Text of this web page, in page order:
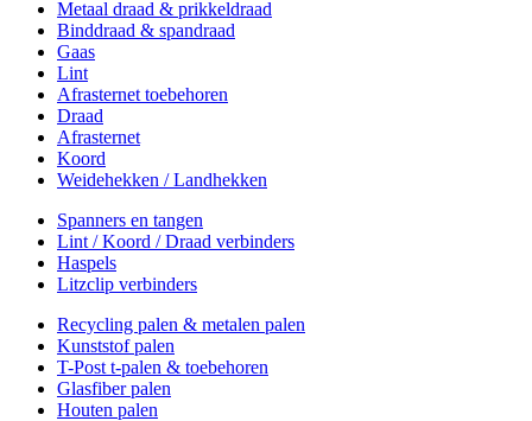
Metaal draad & prikkeldraad
Binddraad & spandraad
Gaas
Lint
Afrasternet toebehoren
Draad
Afrasternet
Koord
Weidehekken / Landhekken
Spanners en tangen
Lint / Koord / Draad verbinders
Haspels
Litzclip verbinders
Recycling palen & metalen palen
Kunststof palen
T-Post t-palen & toebehoren
Glasfiber palen
Houten palen